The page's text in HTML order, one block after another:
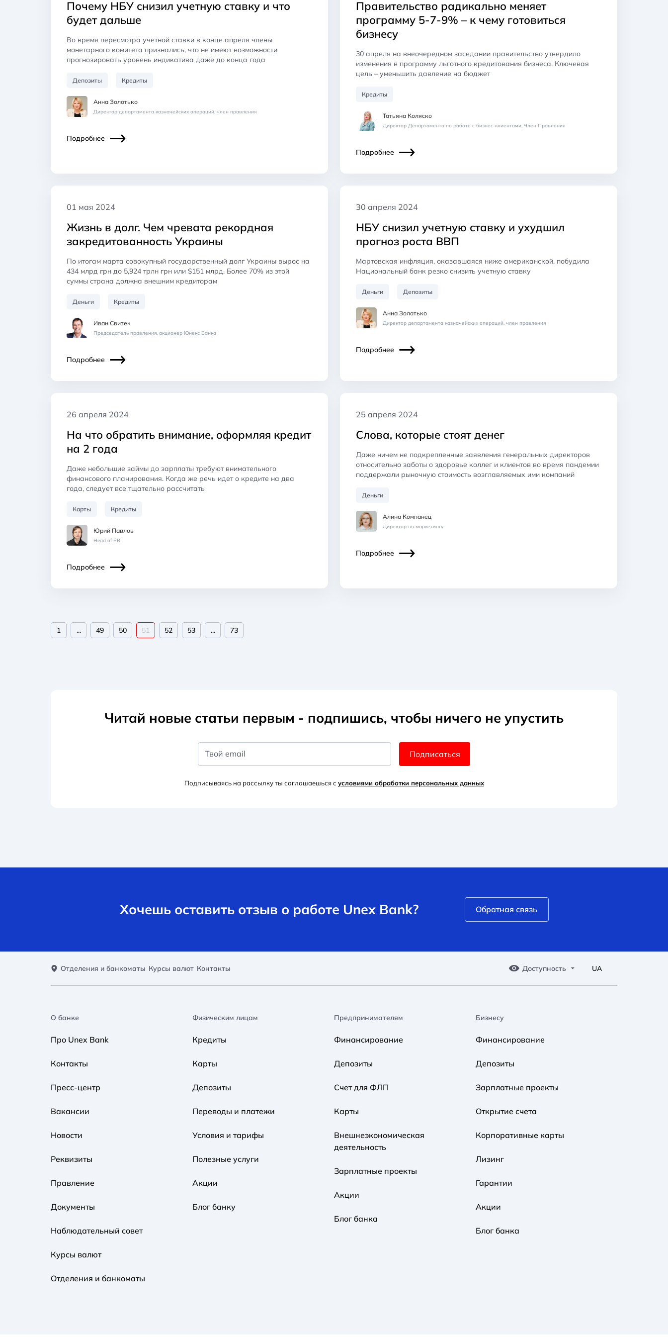
Почему НБУ снизил учетную ставку и что
будет дальше
Во время пересмотра учетной ставки в конце апреля члены
монетарного комитета признались, что не имеют возможности
прогнозировать уровень индикатива даже до конца года
Депозиты Кредиты
Анна Золотько
Директор департамента казначейских операций, член правления
Подробнее
Правительство радикально меняет
программу 5-7-9% – к чему готовиться
бизнесу
30 апреля на внеочередном заседании правительство утвердило
изменения в программу льготного кредитования бизнеса. Ключевая
цель – уменьшить давление на бюджет
Кредиты
Татьяна Коляско
Директор Департамента по работе с бизнес-клиентами, Член Правления
Подробнее
01 мая 2024
Жизнь в долг. Чем чревата рекордная
закредитованность Украины
По итогам марта совокупный государственный долг Украины вырос на
434 млрд грн до 5,924 трлн грн или $151 млрд. Более 70% из этой
суммы страна должна внешним кредиторам
Деньги Кредиты
Иван Свитек
Председатель правления, акционер Юнекс Банка
Подробнее
30 апреля 2024
НБУ снизил учетную ставку и ухудшил
прогноз роста ВВП
Мартовская инфляция, оказавшаяся ниже американской, побудила
Национальный банк резко снизить учетную ставку
Деньги Депозиты
Анна Золотько
Директор департамента казначейских операций, член правления
Подробнее
26 апреля 2024
На что обратить внимание, оформляя кредит
на 2 года
Даже небольшие займы до зарплаты требуют внимательного
финансового планирования. Когда же речь идет о кредите на два
года, следует все тщательно рассчитать
Карты Кредиты
Юрий Павлов
Head of PR
Подробнее
25 апреля 2024
Слова, которые стоят денег
Даже ничем не подкрепленные заявления генеральных директоров
относительно заботы о здоровье коллег и клиентов во время пандемии
поддержали рыночную стоимость возглавляемых ими компаний
Деньги
Алина Компанец
Директор по маркетингу
Подробнее
1 ... 49 50 51 52 53 ... 73
Читай новые статьи первым - подпишись, чтобы ничего не упустить
Твой email Подписаться
Подписываясь на рассылку ты соглашаешься с условиями обработки персональных данных
Хочешь оставить отзыв о работе Unex Bank? Обратная связь
Отделения и банкоматы Курсы валют Контакты Доступность
Обычный
A A
Средний Большой
A A
UA
О банке
Про Unex Bank
Контакты
Пресс-центр
Вакансии
Новости
Реквизиты
Правление
Документы
Наблюдательный совет
Курсы валют
Отделения и банкоматы
Физическим лицам
Кредиты
Карты
Депозиты
Переводы и платежи
Условия и тарифы
Полезные услуги
Акции
Блог банку
Предпринимателям
Финансирование
Депозиты
Счет для ФЛП
Карты
Внешнеэкономическая
деятельность
Зарплатные проекты
Акции
Блог банка
Бизнесу
Финансирование
Депозиты
Зарплатные проекты
Открытие счета
Корпоративные карты
Лизинг
Гарантии
Акции
Блог банка